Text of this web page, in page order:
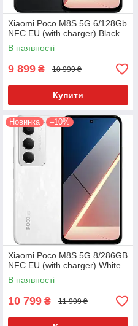
Xiaomi Poco M8S 5G 6/128Gb
NFC EU (with charger) Black
В наявності
9 899 ₴ 10 999 ₴
Купити
Новинка –10%
Xiaomi Poco M8S 5G 8/286GB
NFC EU (with charger) White
В наявності
10 799 ₴ 11 999 ₴